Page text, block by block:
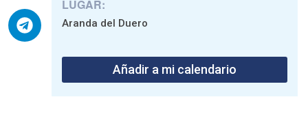
LUGAR:
Aranda del Duero
Añadir a mi calendario